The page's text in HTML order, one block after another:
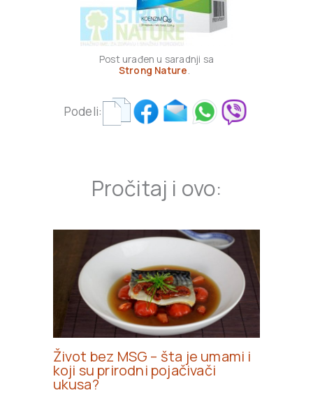
Post urađen u saradnji sa
Strong Nature.
Podeli:
Pročitaj i ovo:
Život bez MSG – šta je umami i
koji su prirodni pojačivači
ukusa?